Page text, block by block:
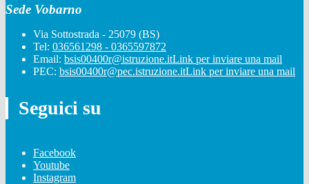
Sede Vobarno
Via Sottostrada - 25079 (BS)
Tel: 036561298 - 0365597872
Email: bsis00400r@istruzione.itLink per inviare una mail
PEC: bsis00400r@pec.istruzione.itLink per inviare una mail
Seguici su
Facebook
Youtube
Instagram